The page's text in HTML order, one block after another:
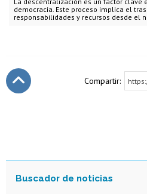
democracia. Este proceso implica el
responsabilidades y recursos desde el
Compartir: